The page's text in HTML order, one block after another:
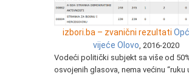
izbori.ba – zvanični rezultati
vijeće Olovo , 2016-2020
Vodeći politički subjekt sa više od
osvojenih glasova, nema većinu “ruku